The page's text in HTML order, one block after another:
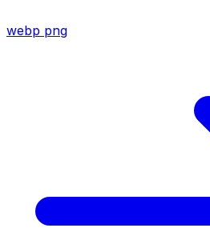
webp png